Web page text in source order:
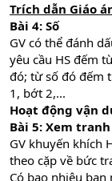
Trích dẫn Giáo
Bài 4: Số
GV có thể đánh
yêu cầu HS đếm
đó; từ số đó đếm
1, bớt 2,...
Hoạt động vận
Bài 5: Xem
GV khuyến khích
theo cặp về bức
Có bao nhiêu bạn